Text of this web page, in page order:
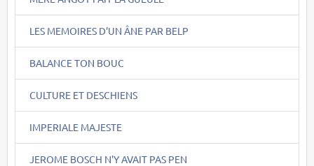
LES MEMOIRES D'UN ÂNE PAR BELP
BALANCE TON BOUC
CULTURE ET DESCHIENS
IMPERIALE MAJESTE
JEROME BOSCH N'Y AVAIT PAS PEN